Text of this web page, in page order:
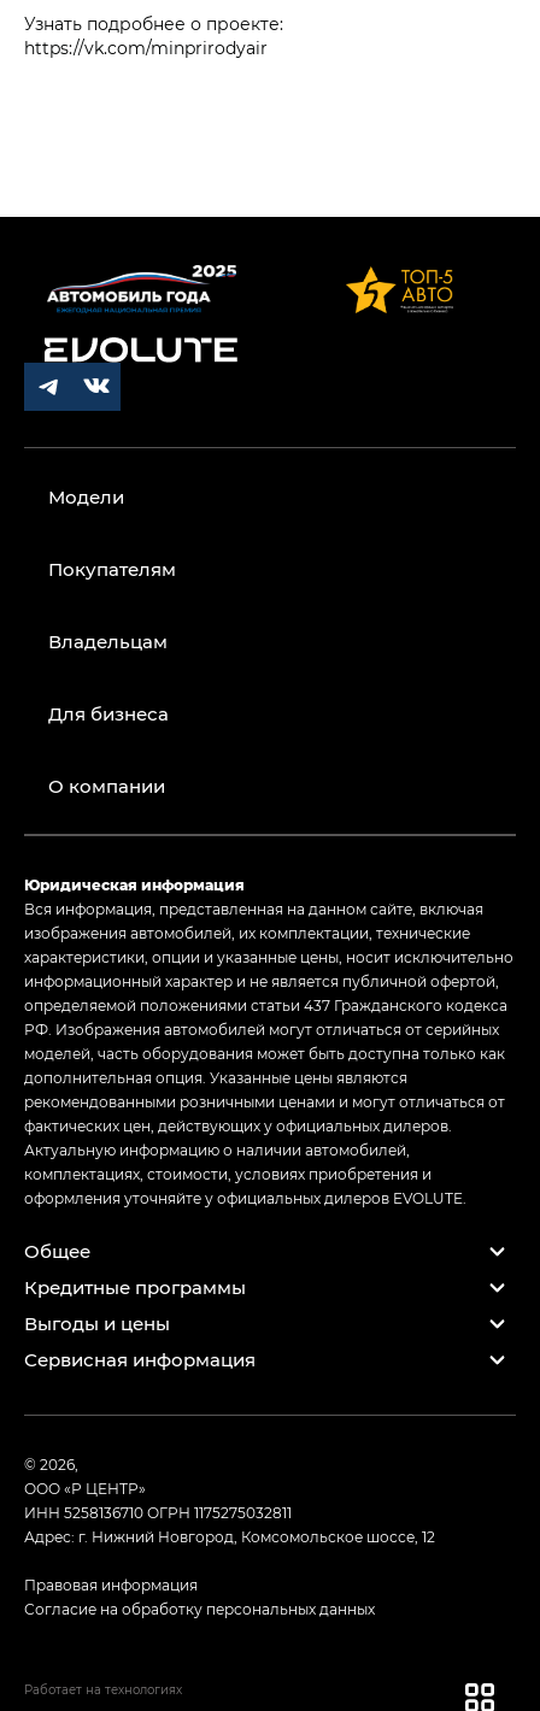
Узнать подробнее о проекте:
https://vk.com/minprirodyair
Модели
Покупателям
Владельцам
Для бизнеса
О компании
Юридическая информация
Вся информация, представленная на данном сайте, включая
изображения автомобилей, их комплектации, технические
характеристики, опции и указанные цены, носит исключительно
информационный характер и не является публичной офертой,
определяемой положениями статьи 437 Гражданского кодекса
РФ. Изображения автомобилей могут отличаться от серийных
моделей, часть оборудования может быть доступна только как
дополнительная опция. Указанные цены являются
рекомендованными розничными ценами и могут отличаться от
фактических цен, действующих у официальных дилеров.
Актуальную информацию о наличии автомобилей,
комплектациях, стоимости, условиях приобретения и
оформления уточняйте у официальных дилеров EVOLUTE.
Общее
Кредитные программы
Выгоды и цены
Сервисная информация
© 2026,
ООО «Р ЦЕНТР»
ИНН 5258136710ОГРН 1175275032811
Адрес: г. Нижний Новгород, Комсомольское шоссе, 12
Правовая информация
Согласие на обработку персональных данных
Работает на технологиях